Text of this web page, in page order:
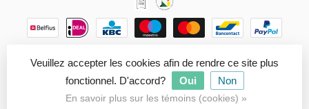
© Copyright 2026 ARTISANN- Powered byLightspeed
Theme byDyvelopment
Veuillez accepter les cookies afin de rendre ce site plus
fonctionnel. D'accord?
Oui Non
En savoir plus sur les témoins (cookies) »